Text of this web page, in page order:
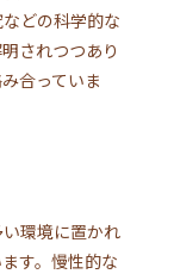
どの科学的な
されつつあり
合っていま
環境に置かれ
す。慢性的な